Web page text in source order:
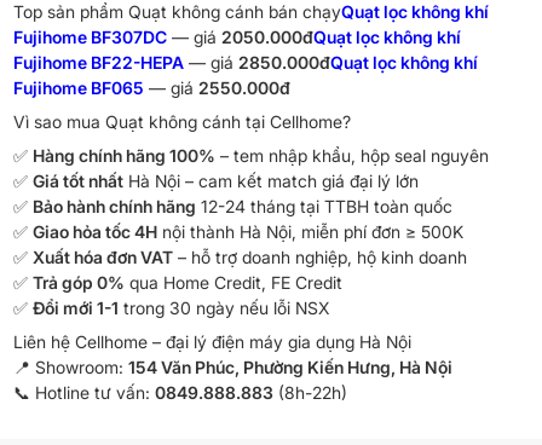
Top sản phẩm Quạt không cánh bán chạyQuạt lọc không khí
Fujihome BF307DC— giá 2050.000đQuạt lọc không khí
Fujihome BF22-HEPA— giá 2850.000đQuạt lọc không khí
Fujihome BF065 — giá 2550.000đ
Vì sao mua Quạt không cánh tại Cellhome?
✅ Hàng chính hãng 100% – tem nhập khẩu, hộp seal nguyên
✅ Giá tốt nhấtHà Nội – cam kết match giá đại lý lớn
✅ Bảo hành chính hãng 12-24 tháng tại TTBH toàn quốc
✅ Giao hỏa tốc 4Hnội thành Hà Nội, miễn phí đơn ≥ 500K
✅ Xuất hóa đơn VAT– hỗ trợ doanh nghiệp, hộ kinh doanh
✅ Trả góp 0% qua Home Credit, FE Credit
✅ Đổi mới 1-1 trong 30 ngày nếu lỗi NSX
Liên hệ Cellhome – đại lý điện máy gia dụng Hà Nội
📍 Showroom: 154 Văn Phúc, Phường Kiến Hưng, Hà Nội
📞 Hotline tư vấn: 0849.888.883(8h-22h)